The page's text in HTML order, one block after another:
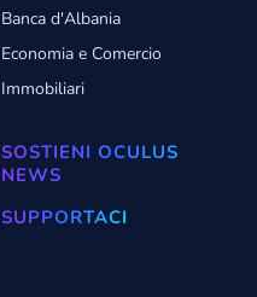
Banca d'Albania
Economia e Comercio
Immobiliari
SOSTIENI OCULUS
NEWS
SUPPORTACI